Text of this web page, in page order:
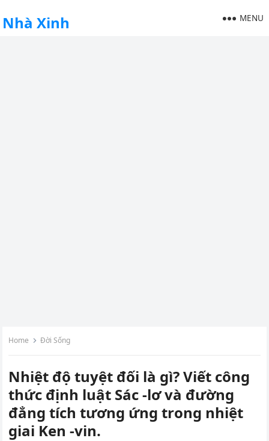
Nhà Xinh MENU
Home Đời Sống
Nhiệt độ tuyệt đối là gì? Viết công
thức định luật Sác -lơ và đường
đẳng tích tương ứng trong nhiệt
giai Ken -vin.